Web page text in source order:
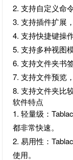
2. 支持自定义命
3. 支持插件扩展
4. 支持快捷键操
5. 支持多种视图
6. 支持文件夹书
7. 支持文件预览
8. 支持文件夹比
软件特点
1. 轻量级：
都非常快速。
2. 易用性：
使用。